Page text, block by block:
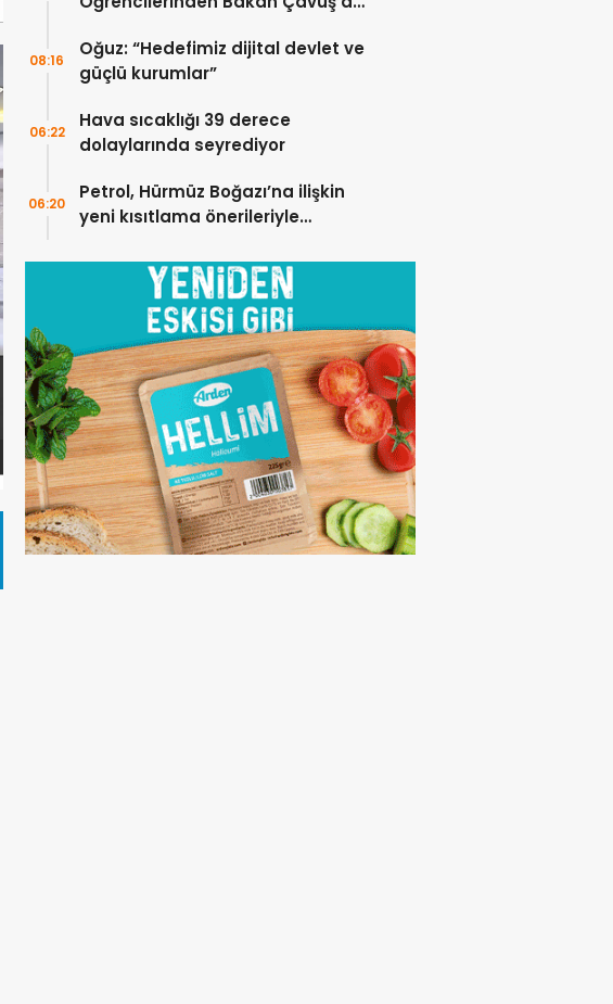
Oğuz: “Hedefimiz dijital devlet ve
güçlü kurumlar”
08:16
Hava sıcaklığı 39 derece
dolaylarında seyrediyor
06:22
Petrol, Hürmüz Boğazı’na ilişkin
yeni kısıtlama önerileriyle
06:20